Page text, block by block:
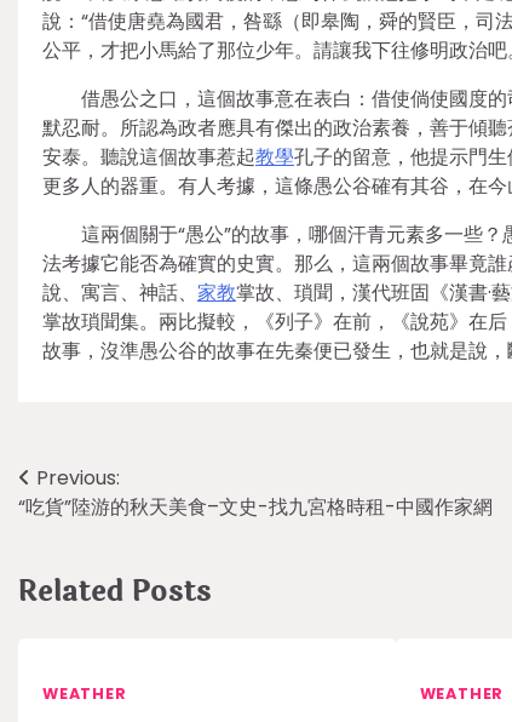
說：“借使唐堯為國君，咎繇（即皋陶，舜的賢臣，
公平，才把小馬給了那位少年。請讓我下往修明政治吧
借愚公之口，這個故事意在表白：借使倘使國度
默忍耐。所認為政者應具有傑出的政治素養，善于傾
安泰。聽說這個故事惹起教學孔子的留意，他提示門
更多人的器重。有人考據，這條愚公谷確有其谷，在今
這兩個關于“愚公”的故事，哪個汗青元素多一些
法考據它能否為確實的史實。那么，這兩個故事畢竟
說、寓言、神話、 家教掌故、瑣聞，漢代班固《漢書·
掌故瑣聞集。兩比擬較，《列子》在前，《說苑》在
故事，沒準愚公谷的故事在先秦便已發生，也就是說，
Post
navigation
Previous:
“吃貨”陸游的秋天美食–文史-找九宮格時租-中國作家網
Related Posts
WEATHER WEATHER